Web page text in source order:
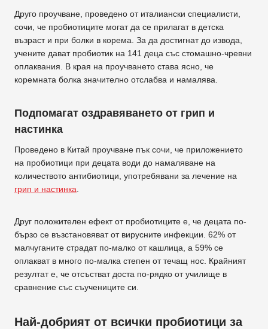
Друго проучване, проведено от италиански специалисти,
сочи, че пробиотиците могат да се прилагат в детска
възраст и при болки в корема. За да достигнат до извода,
учените дават пробиотик на 141 деца със стомашно-чревни
оплаквания. В края на проучването става ясно, че
коремната болка значително отслабва и намалява.
Подпомагат оздравяването от грип и
настинка
Проведено в Китай проучване пък сочи, че приложението
на пробиотици при децата води до намаляване на
количеството антибиотици, употребявани за лечение на
грип и настинка
Друг положителен ефект от пробиотиците е, че децата по-
бързо се възстановяват от вирусните инфекции. 62% от
малчуганите страдат по-малко от кашлица, а 59% се
оплакват в много по-малка степен от течащ нос. Крайният
резултат е, че отсъстват доста по-рядко от училище в
сравнение със съучениците си.
Най-добрият от всички пробиотици за